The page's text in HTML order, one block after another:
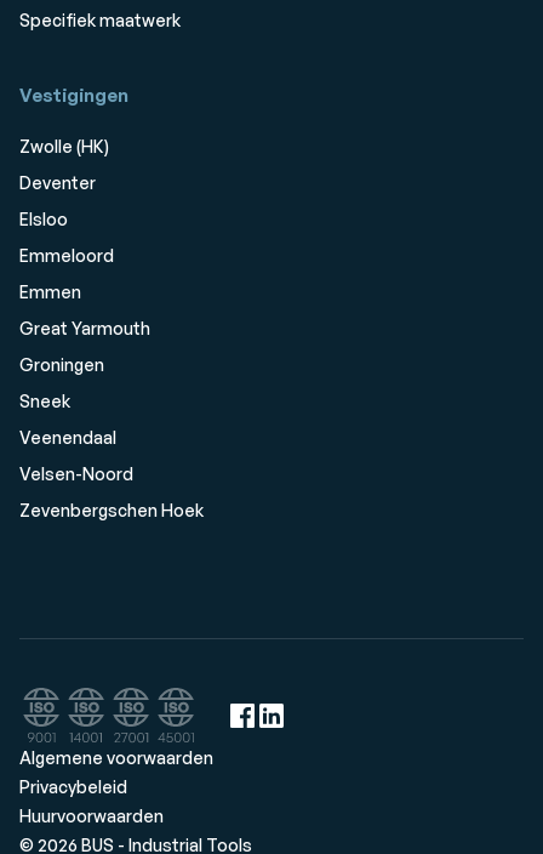
Specifiek maatwerk
Vestigingen
Zwolle (HK)
Deventer
Elsloo
Emmeloord
Emmen
Great Yarmouth
Groningen
Sneek
Veenendaal
Velsen-Noord
Zevenbergschen Hoek
Algemene voorwaarden
Privacybeleid
Huurvoorwaarden
© 2026 BUS - Industrial Tools